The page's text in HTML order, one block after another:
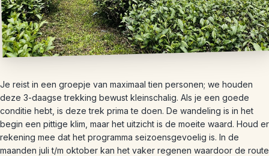
Je reist in een groepje van maximaal tien personen; we houden
deze 3-daagse trekking bewust kleinschalig. Als je een goede
conditie hebt, is deze trek prima te doen. De wandeling is in het
begin een pittige klim, maar het uitzicht is de moeite waard. Houd er
rekening mee dat het programma seizoensgevoelig is. In de
maanden juli t/m oktober kan het vaker regenen waardoor de route